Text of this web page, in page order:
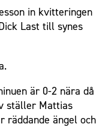
in kvitteringen
Last till synes
är 0-2 nära då
ställer Mattias
räddande ängel och